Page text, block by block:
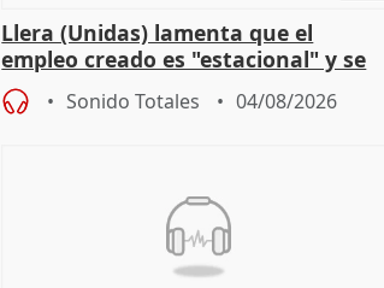
Llera (Unidas) lamenta que el
empleo creado es "estacional" y se
"esfumará" al acabar el verano
Sonido Totales 04/08/2026